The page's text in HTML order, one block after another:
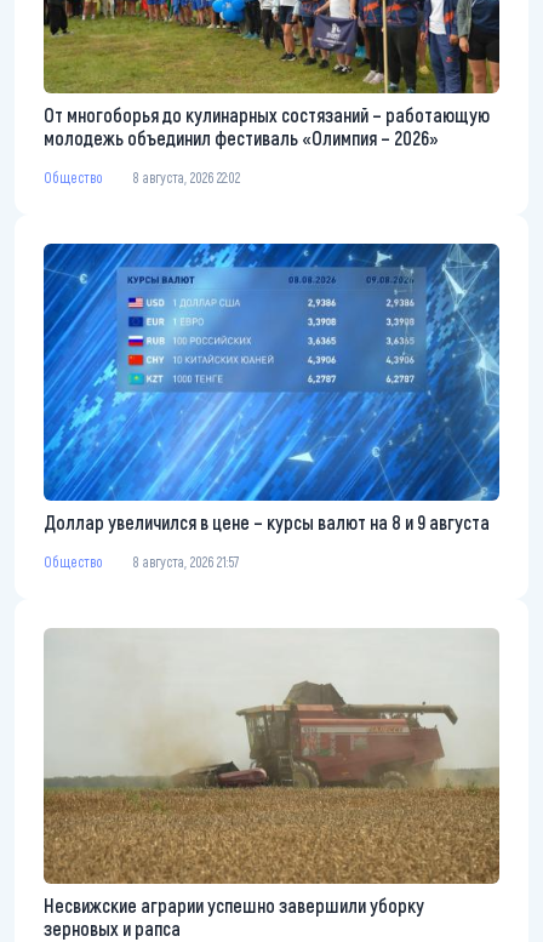
От многоборья до кулинарных состязаний – работающую
молодежь объединил фестиваль «Олимпия – 2026»
Общество 8 августа, 2026 22:02
Доллар увеличился в цене – курсы валют на 8 и 9 августа
Общество 8 августа, 2026 21:57
Несвижские аграрии успешно завершили уборку
зерновых и рапса